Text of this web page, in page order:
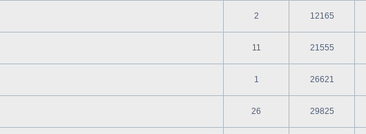
2 12165
11 21555
1 26621
26 29825